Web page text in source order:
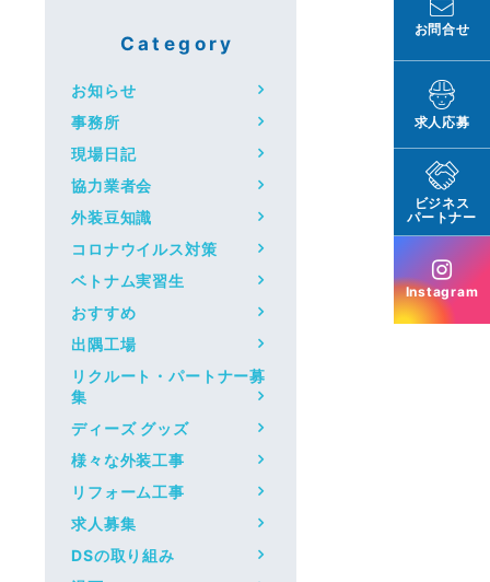
お問合せ
求人応募
ビジネス
パートナー
Instagram
Category
お知らせ
事務所
現場日記
協力業者会
外装豆知識
コロナウイルス対策
ベトナム実習生
おすすめ
出隅工場
リクルート・パートナー募
集
ディーズ グッズ
様々な外装工事
リフォーム工事
求人募集
DSの取り組み